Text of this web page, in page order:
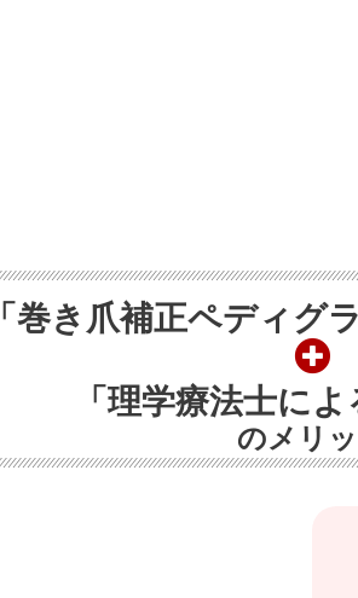
「巻き爪補正ペディグ
「理学療法士によ
のメリ